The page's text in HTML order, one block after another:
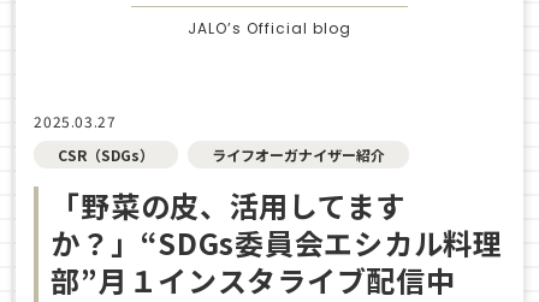
JALO’s Official blog
2025.03.27
CSR（SDGs）
ライフオーガナイザー紹介
「野菜の皮、活用してます
か？」“SDGs委員会エシカル料理
部”月１インスタライブ配信中